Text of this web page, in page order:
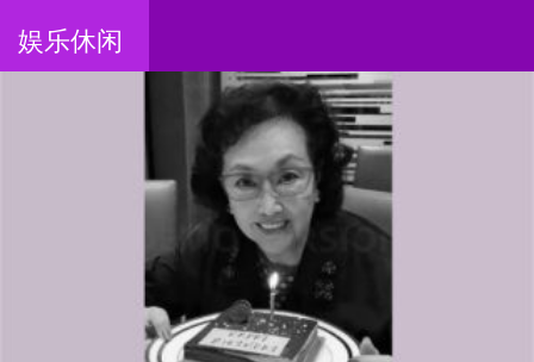
娱乐休闲